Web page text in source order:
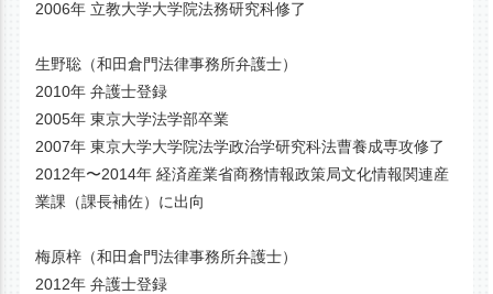
2006年 立教大学大学院法務研究科修了
生野聡（和田倉門法律事務所弁護士）
2010年 弁護士登録
2005年 東京大学法学部卒業
2007年 東京大学大学院法学政治学研究科法曹養成専攻修了
2012年〜2014年 経済産業省商務情報政策局文化情報関連産
業課（課長補佐）に出向
梅原梓（和田倉門法律事務所弁護士）
2012年 弁護士登録